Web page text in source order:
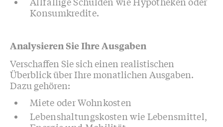
Konsumkredite.
Analysieren Sie Ihre Ausgaben
Verschaffen Sie sich einen realistischen
Überblick über Ihre monatlichen Ausgaben.
Dazu gehören:
Miete oder Wohnkosten
Lebenshaltungskosten wie Lebensmittel,